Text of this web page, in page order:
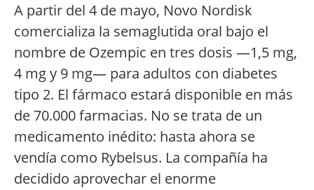
A partir del 4 de mayo, Novo Nordisk
comercializa la semaglutida oral bajo el
nombre de Ozempic en tres dosis —1,5 mg,
4 mg y 9 mg— para adultos con diabetes
tipo 2. El fármaco estará disponible en más
de 70.000 farmacias. No se trata de un
medicamento inédito: hasta ahora se
vendía como Rybelsus. La compañía ha
decidido aprovechar el enorme